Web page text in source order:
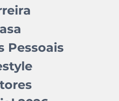
Pessoais